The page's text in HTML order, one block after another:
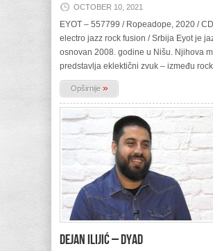
OCTOBER 10, 2021
EYOT – 557799 / Ropeadope, 2020 /
electro jazz rock fusion / Srbija Eyot je
osnovan 2008. godine u Nišu. Njihova
predstavlja eklektični zvuk – između
Opširnije »
DEJAN ILIJIĆ – Dyad